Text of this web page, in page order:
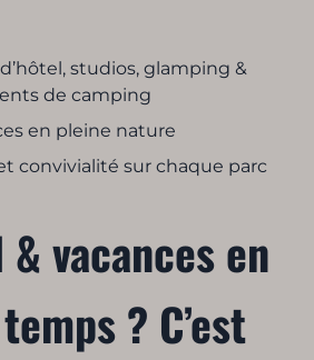
studios, glamping &
de camping
en pleine nature
convivialité sur chaque parc
vacances en
? C’est